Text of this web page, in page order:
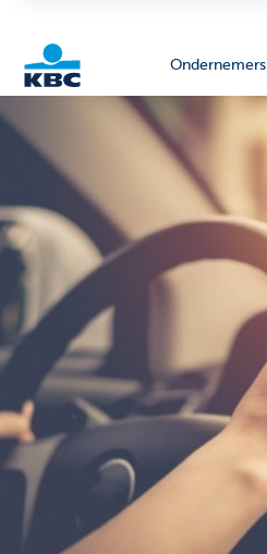
Ondernemers
Ondernemers